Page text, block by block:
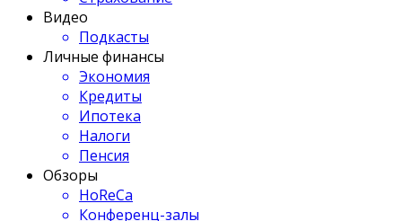
Видео
Подкасты
Личные финансы
Экономия
Кредиты
Ипотека
Налоги
Пенсия
Обзоры
HoReCa
Конференц-залы